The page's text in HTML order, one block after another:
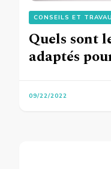
CONSEILS ET
Quels sont
adaptés
09/22/2022